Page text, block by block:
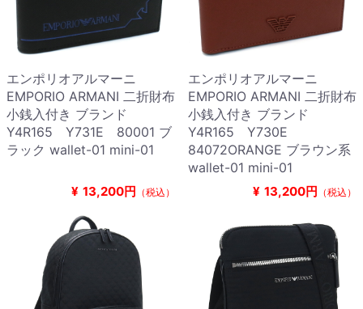
エンポリオアルマーニ
EMPORIO ARMANI 二折財布
小銭入付き ブランド
Y4R165 Y731E 80001 ブ
ラック wallet-01 mini-01
¥ 13,200円 （税込）
エンポリオアルマーニ
EMPORIO ARMANI 二折財布
小銭入付き ブランド
Y4R165 Y730E
84072ORANGE ブラウン系
wallet-01 mini-01
¥ 13,200円 （税込）